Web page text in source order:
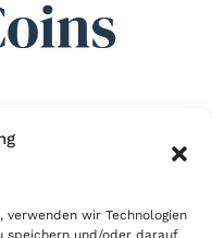
wir Technologien
speichern und/oder darauf
Auch wir sind wie